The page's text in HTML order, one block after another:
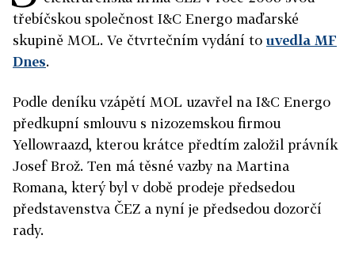
třebíčskou společnost I&C Energo maďarské
skupině MOL. Ve čtvrtečním vydání touvedla MF
Dnes.
Podle deníku vzápětí MOL uzavřel na I&C Energo
předkupní smlouvu s nizozemskou firmou
Yellowraazd, kterou krátce předtím založil právník
Josef Brož. Ten má těsné vazby na Martina
Romana, který byl v době prodeje předsedou
představenstva ČEZ a nyní je předsedou dozorčí
rady.